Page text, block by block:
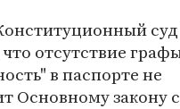
отсутствие
в паспорте не
Основному закону